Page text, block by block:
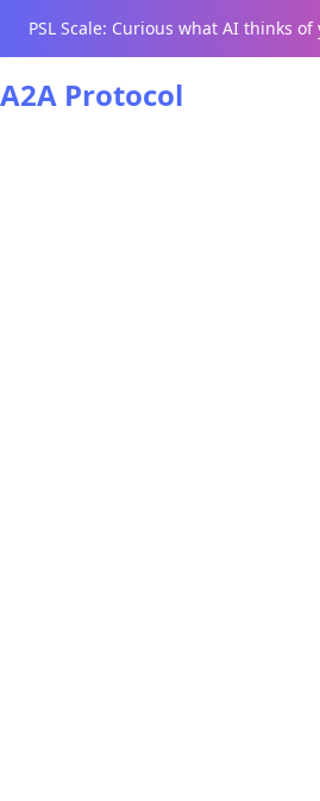
PSL Scale: Curious what AI thinks of
A2A Protocol